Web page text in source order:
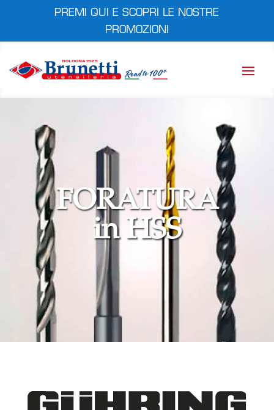
PREMI QUI E SCOPRI LE NOSTRE
PROMOZIONI
FORATURA
in HSS